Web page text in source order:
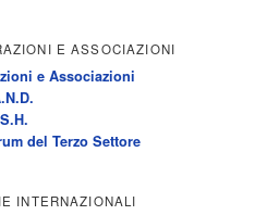
E ASSOCIAZIONI
e Associazioni
del Terzo Settore
INTERNAZIONALI